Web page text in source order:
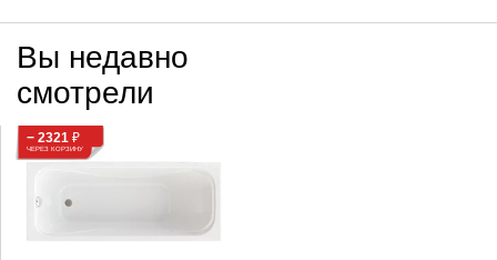
Вы недавно
смотрели
− 2321 ₽
ЧЕРЕЗ КОРЗИНУ